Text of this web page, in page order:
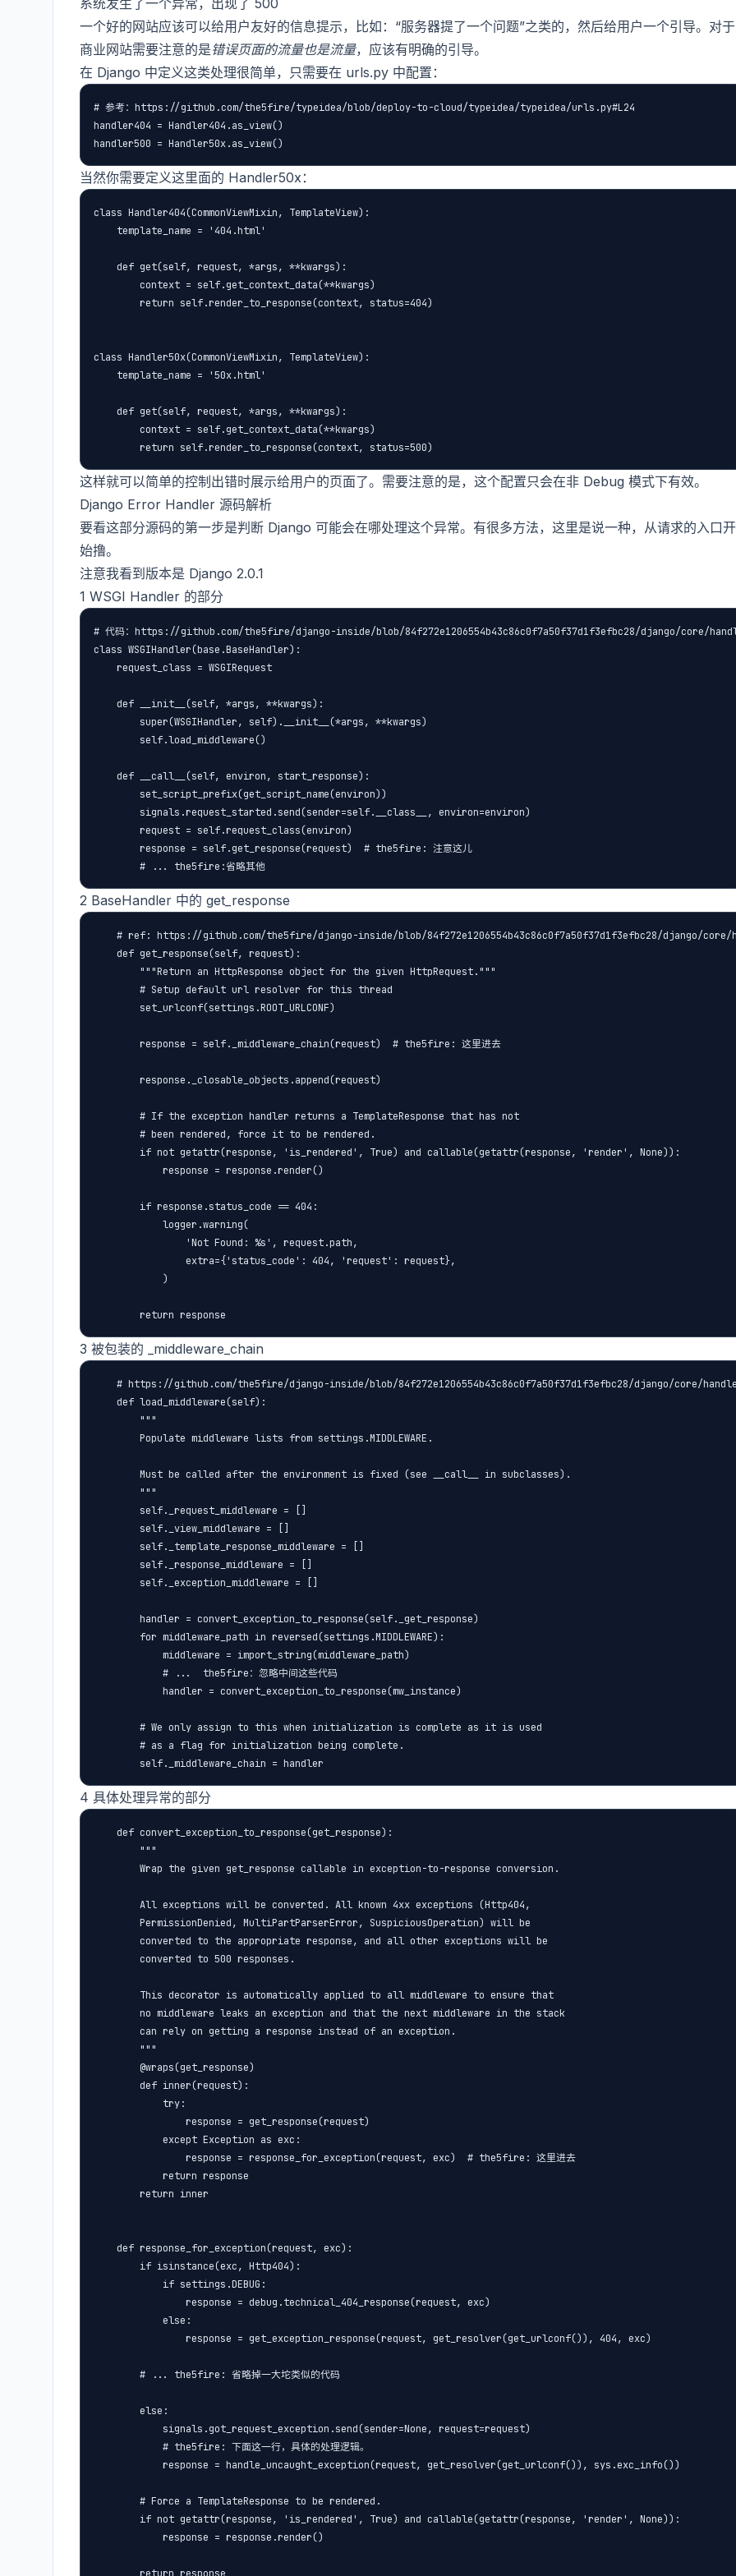
系统发生了一个异常，出现了 500
一个好的网站应该可以给用户友好的信息提示，比如：“服务器提了一个问题”之类的，然后给用户一个引导。对于
商业网站需要注意的是错误页面的流量也是流量，应该有明确的引导。
在 Django 中定义这类处理很简单，只需要在 urls.py 中配置：
# 参考：https://github.com/the5fire/typeidea/blob/deploy-to-cloud/typeidea/typeidea/urls.py#L24
handler404 = Handler404.as_view()
当然你需要定义这里面的 Handler50x：
class Handler404(CommonViewMixin, TemplateView):
    template_name = '404.html'
    def get(self, request, *args, **kwargs):
        context = self.get_context_data(**kwargs)
        return self.render_to_response(context, status=404)
class Handler50x(CommonViewMixin, TemplateView):
    template_name = '50x.html'
    def get(self, request, *args, **kwargs):
        context = self.get_context_data(**kwargs)
这样就可以简单的控制出错时展示给用户的页面了。需要注意的是，这个配置只会在非 Debug 模式下有效。
Django Error Handler 源码解析
要看这部分源码的第一步是判断 Django 可能会在哪处理这个异常。有很多方法，这里是说一种，从请求的入口开
始撸。
注意我看到版本是 Django 2.0.1
1 WSGI Handler 的部分
# 代码：https://github.com/the5fire/django-inside/blob/84f272e1206554b43c86c0f7a50f37d1f3efbc28/django/core/
class WSGIHandler(base.BaseHandler):
    request_class = WSGIRequest
    def __init__(self, *args, **kwargs):
        super(WSGIHandler, self).__init__(*args, **kwargs)
        self.load_middleware()
    def __call__(self, environ, start_response):
        set_script_prefix(get_script_name(environ))
        signals.request_started.send(sender=self.__class__, environ=environ)
        request = self.request_class(environ)
        response = self.get_response(request)  # the5fire: 注意这儿
2 BaseHandler 中的 get_response
# ref: https://github.com/the5fire/django-inside/blob/84f272e1206554b43c86c0f7a50f37d1f3efbc28/django/
    def get_response(self, request):
        """Return an HttpResponse object for the given HttpRequest."""
        # Setup default url resolver for this thread
        set_urlconf(settings.ROOT_URLCONF)
        response = self._middleware_chain(request)  # the5fire: 这里进去
        response._closable_objects.append(request)
        # If the exception handler returns a TemplateResponse that has not
        # been rendered, force it to be rendered.
        if not getattr(response, 'is_rendered', True) and callable(getattr(response, 'render', None)):
            response = response.render()
        if response.status_code == 404:
            logger.warning(
                'Not Found: %s', request.path,
                extra={'status_code': 404, 'request': request},
            )
3 被包装的 _middleware_chain
# https://github.com/the5fire/django-inside/blob/84f272e1206554b43c86c0f7a50f37d1f3efbc28/django/core/
    def load_middleware(self):
        """
        Populate middleware lists from settings.MIDDLEWARE.
        Must be called after the environment is fixed (see __call__ in subclasses).
        """
        self._request_middleware = []
        self._view_middleware = []
        self._template_response_middleware = []
        self._response_middleware = []
        self._exception_middleware = []
        handler = convert_exception_to_response(self._get_response)
        for middleware_path in reversed(settings.MIDDLEWARE):
            middleware = import_string(middleware_path)
            # ...  the5fire：忽略中间这些代码
            handler = convert_exception_to_response(mw_instance)
        # We only assign to this when initialization is complete as it is used
        # as a flag for initialization being complete.
4 具体处理异常的部分
    def convert_exception_to_response(get_response):
        """
        Wrap the given get_response callable in exception-to-response conversion.
        All exceptions will be converted. All known 4xx exceptions (Http404,
        PermissionDenied, MultiPartParserError, SuspiciousOperation) will be
        converted to the appropriate response, and all other exceptions will be
        converted to 500 responses.
        This decorator is automatically applied to all middleware to ensure that
        no middleware leaks an exception and that the next middleware in the stack
        can rely on getting a response instead of an exception.
        """
        @wraps(get_response)
        def inner(request):
            try:
                response = get_response(request)
            except Exception as exc:
                response = response_for_exception(request, exc)  # the5fire: 这里进去
            return response
        return inner
    def response_for_exception(request, exc):
        if isinstance(exc, Http404):
            if settings.DEBUG:
                response = debug.technical_404_response(request, exc)
            else:
                response = get_exception_response(request, get_resolver(get_urlconf()), 404, exc)
        # ... the5fire: 省略掉一大坨类似的代码
        else:
            signals.got_request_exception.send(sender=None, request=request)
            # the5fire: 下面这一行，具体的处理逻辑。
            response = handle_uncaught_exception(request, get_resolver(get_urlconf()), sys.exc_info())
        # Force a TemplateResponse to be rendered.
        if not getattr(response, 'is_rendered', True) and callable(getattr(response, 'render', None)):
            response = response.render()